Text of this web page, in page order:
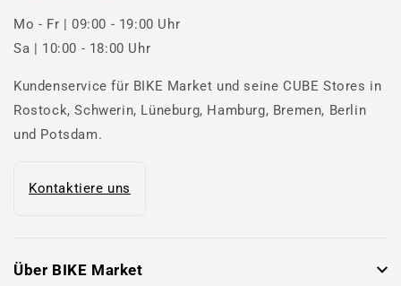
Mo - Fr | 09:00 - 19:00 Uhr
Sa | 10:00 - 18:00 Uhr
Kundenservice für BIKE Market und seine CUBE Stores in
Rostock, Schwerin, Lüneburg, Hamburg, Bremen, Berlin
und Potsdam.
Kontaktiere uns
Über BIKE Market